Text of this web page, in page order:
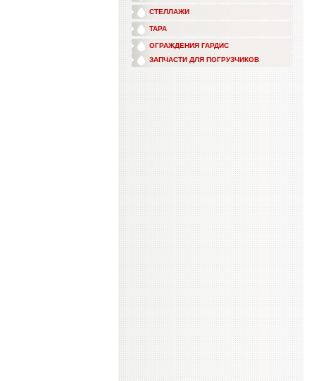
СТЕЛЛАЖИ
ТАРА
ОГРАЖДЕНИЯ ГАРДИС
ЗАПЧАСТИ ДЛЯ ПОГРУЗЧИКОВ